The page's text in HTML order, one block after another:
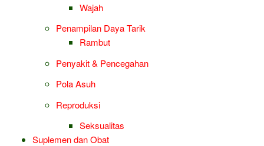
Wajah
Penampilan Daya Tarik
Rambut
Penyakit & Pencegahan
Pola Asuh
Reproduksi
Seksualitas
Suplemen dan Obat